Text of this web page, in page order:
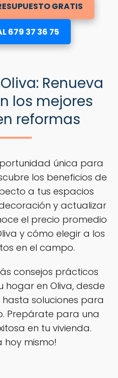
GRATIS
679 37 36 75
Renueva
los mejores
reformas
única para
los beneficios de
a tus espacios
y actualizar
el precio promedio
y cómo elegir a los
en el campo.
consejos prácticos
en Oliva, desde
soluciones para
Prepárate para una
en tu vivienda.
hoy mismo!